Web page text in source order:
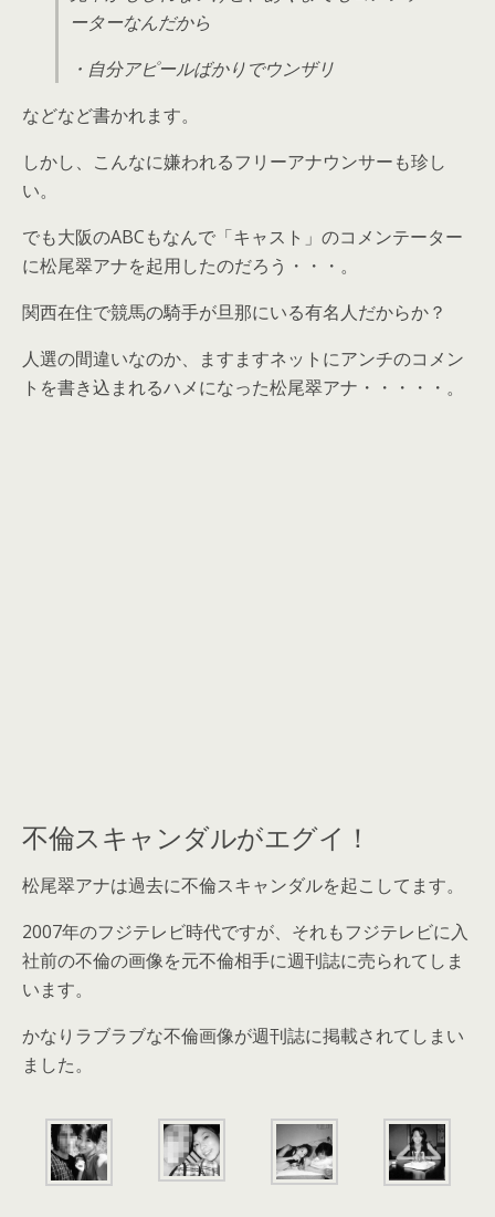
ーターなんだから
・自分アピールばかりでウンザリ
などなど書かれます。
しかし、こんなに嫌われるフリーアナウンサーも珍し
い。
でも大阪のABCもなんで「キャスト」のコメンテーター
に松尾翠アナを起用したのだろう・・・。
関西在住で競馬の騎手が旦那にいる有名人だからか？
人選の間違いなのか、ますますネットにアンチのコメン
トを書き込まれるハメになった松尾翠アナ・・・・・。
不倫スキャンダルがエグイ！
松尾翠アナは過去に不倫スキャンダルを起こしてます。
2007年のフジテレビ時代ですが、それもフジテレビに入
社前の不倫の画像を元不倫相手に週刊誌に売られてしま
います。
かなりラブラブな不倫画像が週刊誌に掲載されてしまい
ました。